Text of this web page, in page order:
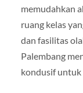
memudahkan
ruang kelas
dan fasilitas
Palembang
kondusif untuk